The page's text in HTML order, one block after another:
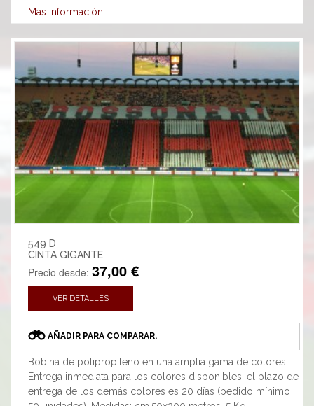
Más información
549 D
CINTA GIGANTE
Precio desde: 37,00 €
VER DETALLES
AÑADIR PARA COMPARAR.
Bobina de polipropileno en una amplia gama de colores.
Entrega inmediata para los colores disponibles; el plazo de
entrega de los demás colores es 20 días (pedido mínimo